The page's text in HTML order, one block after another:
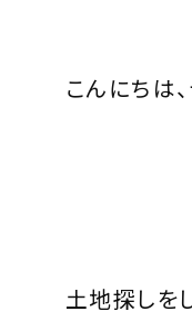
こんにちは
土地探しを